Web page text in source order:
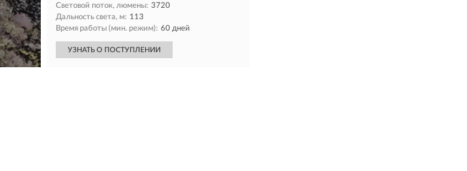
Световой поток, люмены: 3720
Дальность света, м: 113
Время работы (мин. режим): 60 дней
УЗНАТЬ О ПОСТУПЛЕНИИ